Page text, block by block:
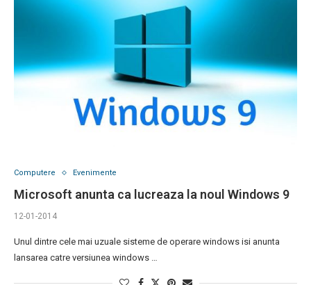
Computere Evenimente
Microsoft anunta ca lucreaza la noul Windows 9
12-01-2014
Unul dintre cele mai uzuale sisteme de operare windows isi anunta
lansarea catre versiunea windows …